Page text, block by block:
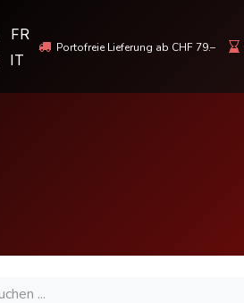
FR
IT
Portofreie Lieferung ab CHF 79.–